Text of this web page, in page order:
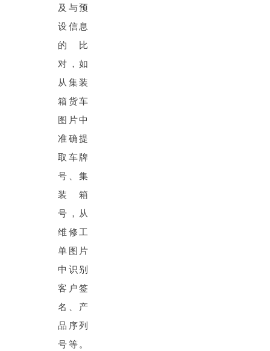
及与预
设信息
的比
对，如
从集装
箱货车
图片中
准确提
取车牌
号、集
装箱
号，从
维修工
单图片
中识别
客户签
名、产
品序列
号等。